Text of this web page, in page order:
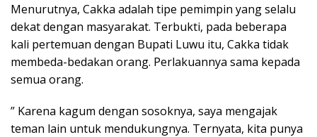
Menurutnya, Cakka adalah tipe pemimpin yang selalu
dekat dengan masyarakat. Terbukti, pada beberapa
kali pertemuan dengan Bupati Luwu itu, Cakka tidak
membeda-bedakan orang. Perlakuannya sama kepada
semua orang.
” Karena kagum dengan sosoknya, saya mengajak
teman lain untuk mendukungnya. Ternyata, kita punya